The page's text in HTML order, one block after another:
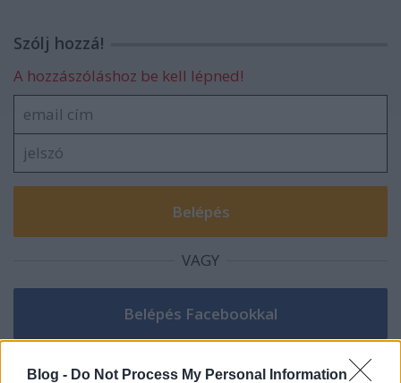
Blog - Do Not Process My Personal Information
Szólj hozzá!
A hozzászóláshoz be kell lépned!
VAGY